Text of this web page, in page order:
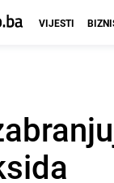
VIJESTI